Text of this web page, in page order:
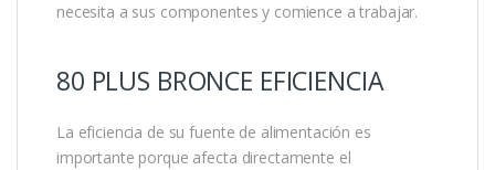
necesita a sus componentes y comience a trabajar.
80 PLUS BRONCE EFICIENCIA
La eficiencia de su fuente de alimentación es
importante porque afecta directamente el